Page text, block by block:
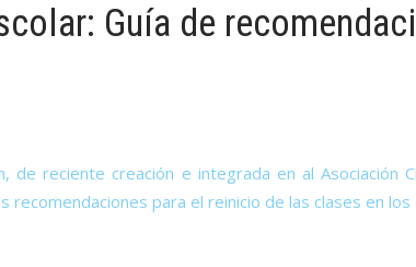
Guía de
de reciente creación e integrada en al Asociación
recomendaciones para el reinicio de las clases en